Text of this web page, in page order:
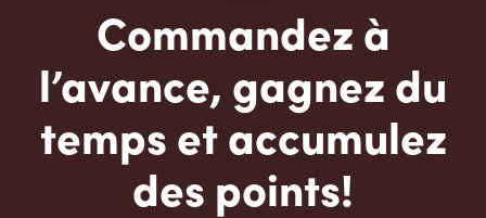
Commandez à
l’avance, gagnez du
temps et accumulez
des points!